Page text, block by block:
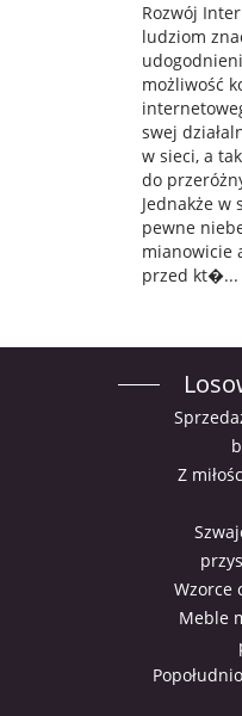
Rozwój
ludziom
możliwość
swej
w sieci, a
do
Jednakże w
pewne
mianowicie
przed kt�...
Z
Wzorce
Meble